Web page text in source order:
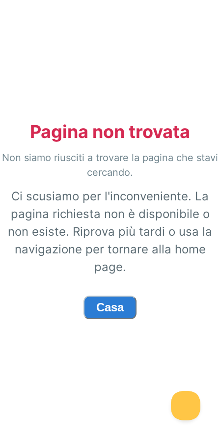
Pagina non trovata
Non siamo riusciti a trovare la pagina che stavi
cercando.
Ci scusiamo per l'inconveniente. La
pagina richiesta non è disponibile o
non esiste. Riprova più tardi o usa la
navigazione per tornare alla home
page.
Casa